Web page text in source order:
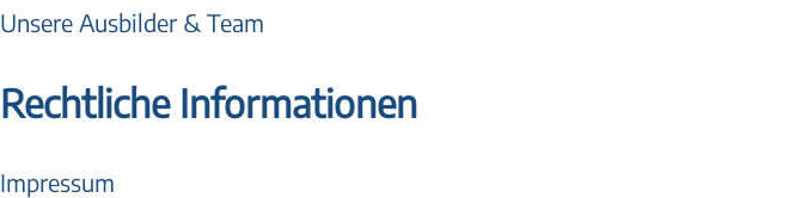
Unsere Ausbilder & Team
Rechtliche Informationen
Impressum